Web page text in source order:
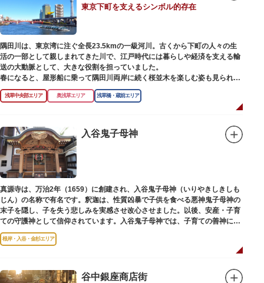
【撞球室】
当時の日本では非常に珍しいスイスの山小屋風の撞球室（ビリヤード場）
で、洋館から地下道でつながっています。通常は非公開ですが、毎月15日
（10月のみ10/16）に先着順で限定公開されています。
【和館大広間】
洋館に併置された名棟 梁大河喜十郎の手によるものと伝えられている書院造
りの和館で、当時は550坪に及ぶ洋館を遥かにしのぐ規模でしたが、現在は
冠婚葬祭などに使われていた大広間の1棟だけが残っています。
を一部踏襲している広大な庭は、建築様式同様に和洋併置式とされ、「芝
庭」をもつ近代庭園の初期の形を残しています。江戸時代の石碑や手水鉢、
庭石などが見られ、煉瓦塀を含めた敷地全体が重要文化財に指定されていま
す。
東京下町を支えるシンボル的存在
隅田川は、東京湾に注ぐ全長23.5kmの一級河川。古くから下町の人々の生
活の一部として親しまれてきた川で、江戸時代には暮らしや経済を支える輸
送の大動脈として、大きな役割を担っていました。
春になると、屋形船に乗って隅田川両岸に続く桜並木を楽しむ姿も見られ、
東京スカイツリーとのコラボレーションも、まさに絵になる光景です。ま
た、毎年7月の最終土曜日に開催される「隅田川花火大会」は、東京の夏の
川沿いには「隅田川テラス」と呼ばれる遊歩道も整備されています。心地よ
い風に吹かれながら、緑化が施された遊歩道で散歩やジョギングを楽しんだ
後は、オープンカフェでほっと一息つくのもおすすめです。
隅田川にかかる橋々も、それぞれ特徴的な形をしていて見応えは抜群。せっ
かくなら水上バスに乗船して、優雅に観察してみてはいかがでしょうか。
浅草中央部エリア 奥浅草エリア 浅草橋・蔵前エリア
入谷鬼子母神
真源寺は、万治2年（1659）に創建され、入谷鬼子母神（いりやきしきしも
じん）の名称で有名です。釈迦は、性質凶暴で子供を食べる悪神鬼子母神の
末子を隠し、子を失う悲しみを実感させ改心させました。以後、安産・子育
ての守護神として信仰されています。入谷鬼子母神では、子育ての善神にな
った由来からツノのない「おに」の文字を使っています。
根岸・入谷・金杉エリア
谷中銀座商店街